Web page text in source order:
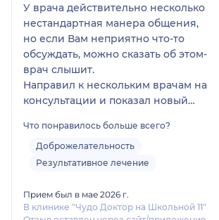
дальнейшей работе и
какой результат я хочу
видеть в итоге.
Данный специалист
оставил крайне
положительное
впечатление как
просто человек.
Всем, кто планирует
ставить брекеты очень
У врача действительно несколько
нестандартная манера общения,
но если Вам неприятно что-то
обсуждать, можно сказать об этом-
врач слышит.
Направил к нескольким врачам на
консультации и показал новый
не задумывалась. Современный
подход в лечении, нет
навязывания ненужных процедур
Продолжаю лечение.
Что понравилось больше всего?
Доброжелательность
Результативное лечение
Прием был в мае 2026 г.
В клинике "Чудо Доктор на Школьной 11"